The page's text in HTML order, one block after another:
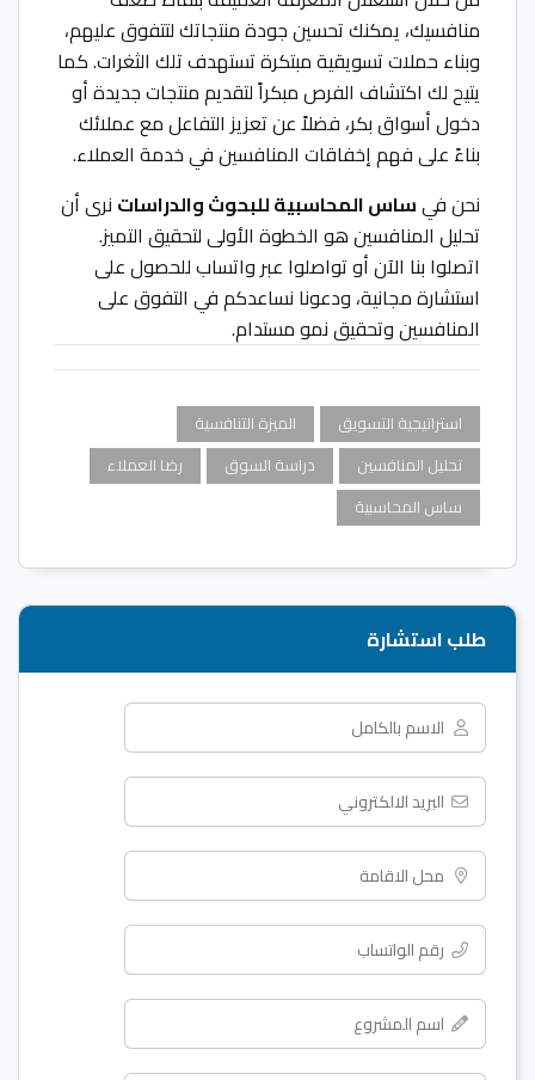
منافسيك، يمكنك تحسين جودة منتجاتك لتتفوق عليهم،
وبناء حملات تسويقية مبتكرة تستهدف تلك الثغرات. كما
يتيح لك اكتشاف الفرص مبكراً لتقديم منتجات جديدة أو
دخول أسواق بكر، فضلاً عن تعزيز التفاعل مع عملائك
بناءً على فهم إخفاقات المنافسين في خدمة العملاء.
نحن فيساس المحاسبية للبحوث والدراساتنرى أن
تحليل المنافسين هو الخطوة الأولى لتحقيق التميز.
اتصلوا بنا الآن أو تواصلوا عبر واتساب للحصول على
استشارة مجانية، ودعونا نساعدكم في التفوق على
المنافسين وتحقيق نمو مستدام.
استراتيجية التسويق
الميزة التنافسية
تحليل المنافسين
دراسة السوق
رضا العملاء
ساس المحاسبية
طلب استشارة